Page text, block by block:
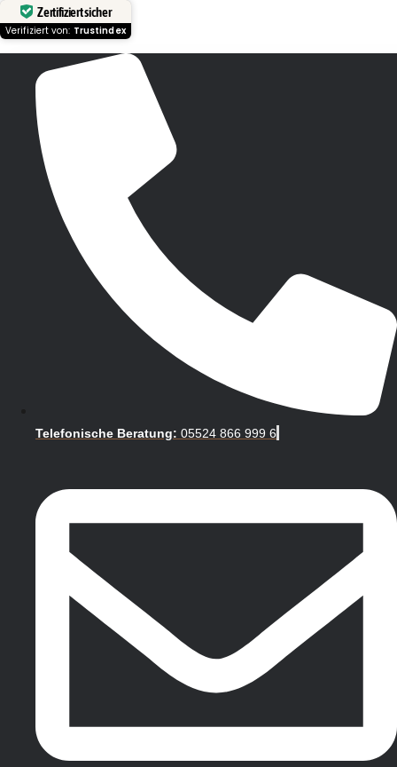
Zertifiziert sicher
Verifiziert von: Trustindex
Telefonische Beratung: 05524 866 999 6